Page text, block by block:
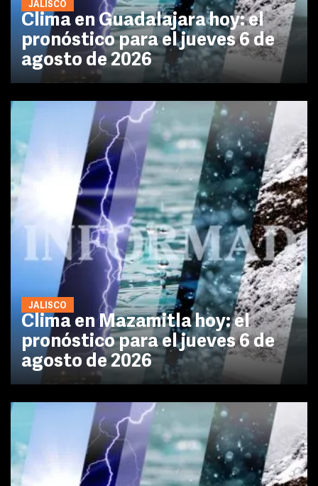
JALISCO
Clima en Guadalajara hoy: el
pronóstico para el jueves 6 de
agosto de 2026
JALISCO
Clima en Mazamitla hoy: el
pronóstico para el jueves 6 de
agosto de 2026